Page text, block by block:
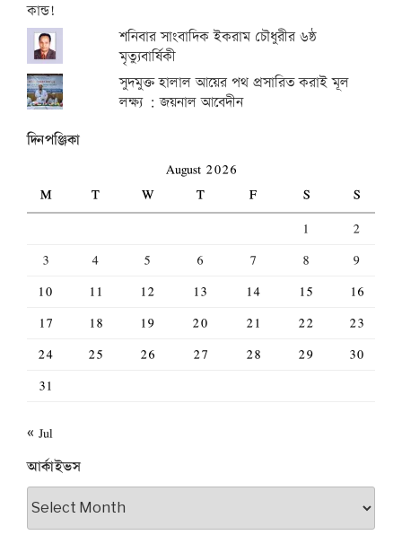
শনিবার সাংবাদিক ইকরাম চৌধুরীর ৬ষ্ঠ
মৃত্যুবার্ষিকী
সুদমুক্ত হালাল আয়ের পথ প্রসারিত করাই মূল
লক্ষ্য : জয়নাল আবেদীন
দিনপঞ্জিকা
August 2026
M
T W T F S
S
1
2
3
4 5 6 7 8
9
10
11 12 13 14 15
16
17
18 19 20 21 22
23
24
25 26 27 28 29
30
31
« Jul
আর্কাইভস
আর্কাইভস